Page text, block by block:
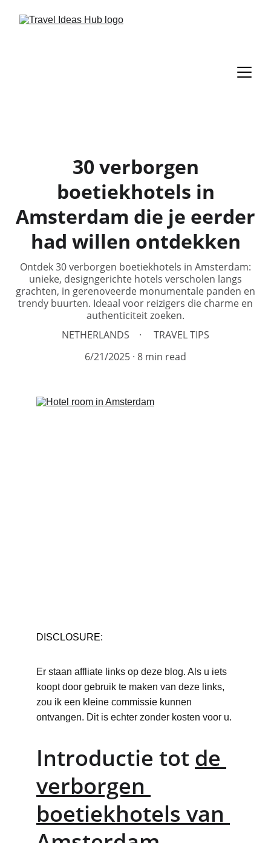
30 verborgen
boetiekhotels in
Amsterdam die je eerder
had willen ontdekken
Ontdek 30 verborgen boetiekhotels in Amsterdam:
unieke, designgerichte hotels verscholen langs
grachten, in gerenoveerde monumentale panden en
trendy buurten. Ideaal voor reizigers die charme en
authenticiteit zoeken.
NETHERLANDS
TRAVEL TIPS
6/21/2025 8 min read
DISCLOSURE:
Er staan affliate links op deze blog. Als u iets
koopt door gebruik te maken van deze links,
zou ik een kleine commissie kunnen
ontvangen. Dit is echter zonder kosten voor u.
Introductie tot de
verborgen
boetiekhotels van